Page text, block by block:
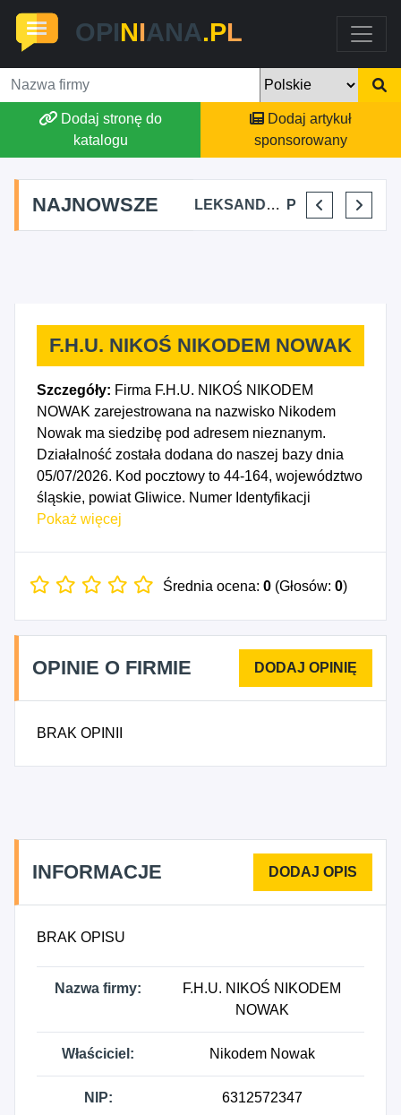
OPINIANA.PL
Dodaj stronę do
katalogu
Dodaj artykuł
sponsorowany
NAJNOWSZE
AGSON AGNIESZKA SUCHWAŁKO ALEKSANDAR MITREV PRZEM-KO PRZEMYSŁAW KOWALSKI
F.H.U. NIKOŚ NIKODEM NOWAK
Szczegóły: Firma F.H.U. NIKOŚ NIKODEM
NOWAK zarejestrowana na nazwisko Nikodem
Nowak ma siedzibę pod adresem nieznanym.
Działalność została dodana do naszej bazy dnia
05/07/2026. Kod pocztowy to 44-164, województwo
śląskie, powiat Gliwice. Numer Identyfikacji
Podatkowej NIP to 6312572347, a numer
rozpoczęcia działalności gospodarczej przypada
wyrobów tytoniowych prowadzona na straganach i
targowiskach, 4782Z - Sprzedaż detaliczna
wyrobów tekstylnych, odzieży i obuwia prowadzona
drogowy towarów, 7711Z - Wynajem i dzierżawa
związanych ze wznoszeniem budynków
mieszkalnych, 7112B - Pozostała działalność w
techniczne, 9531A - Naprawa mechaniczna i
oraz konserwacja pojazdów silnikowych, z
wyłączeniem motocykli, 9532Z - Naprawa i
Pokaż więcej
Średnia ocena: 0 (Głosów: 0)
OPINIE O FIRMIE
BRAK OPINII
INFORMACJE
BRAK OPISU
Nazwa firmy:
F.H.U. NIKOŚ NIKODEM
NOWAK
Właściciel: Nikodem Nowak
NIP: 6312572347